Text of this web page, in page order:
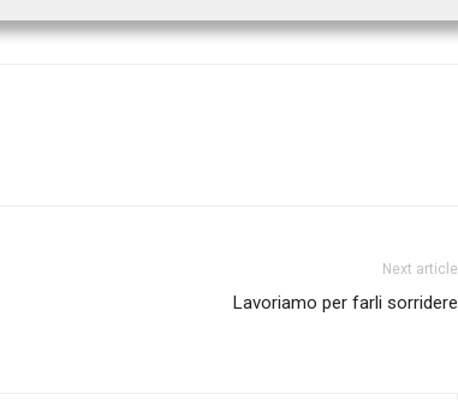
Next article
Lavoriamo per farli sorridere